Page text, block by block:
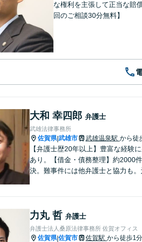
な権利を主張して正当な賠
回のご相談30分無料】
大和 幸四郎 弁護士
武雄法律事務所
佐賀県|武雄市 武雄温泉駅 から徒
【弁護士歴20年以上】豊富な経験
あり。【借金・債務整理】約2000
決。難事件には他弁護士と協力も。
力丸 哲 弁護士
弁護士法人桑原法律事務所 佐賀オフィス
佐賀県|佐賀市 佐賀駅 から徒歩1分